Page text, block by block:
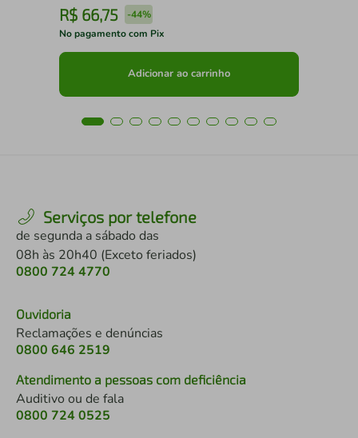
R$ 66,75 -44%
No pagamento com Pix
Adicionar ao carrinho
Serviços por telefone
de segunda a sábado das
08h às 20h40 (Exceto feriados)
0800 724 4770
Ouvidoria
Reclamações e denúncias
0800 646 2519
Atendimento a pessoas com deficiência
Auditivo ou de fala
0800 724 0525